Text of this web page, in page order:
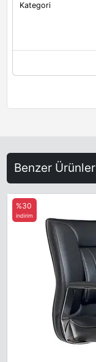
Kategori
Benzer Ürünler
%30
indirim